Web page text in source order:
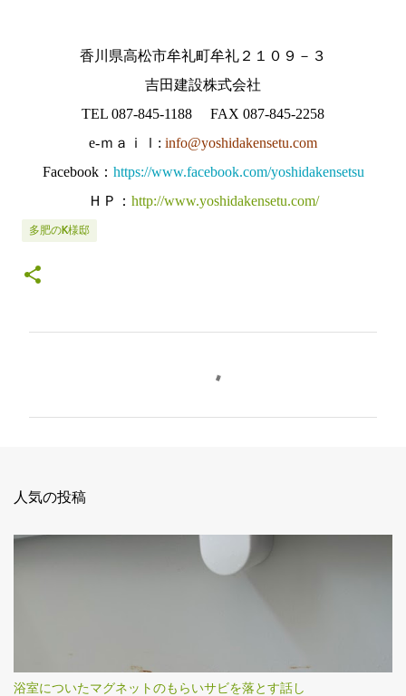
香川県高松市牟礼町牟礼２１０９－３
吉田建設株式会社
TEL 087-845-1188 FAX 087-845-2258
e-ｍａｉｌ: info@yoshidakensetu.com
Facebook： https://www.facebook.com/yoshidakensetsu
ＨＰ： http://www.yoshidakensetu.com/
多肥のK様邸
人気の投稿
浴室についたマグネットのもらいサビを落とす話し